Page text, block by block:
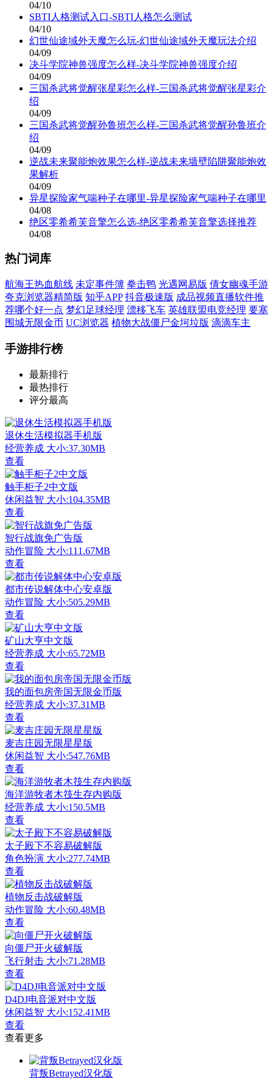
04/10
SBTI人格测试入口-SBTI人格怎么测试
04/10
幻世仙途域外天魔怎么玩-幻世仙途域外天魔玩法介绍
04/09
决斗学院神兽强度怎么样-决斗学院神兽强度介绍
04/09
三国杀武将觉醒张星彩怎么样-三国杀武将觉醒张星彩介
绍
04/09
三国杀武将觉醒孙鲁班怎么样-三国杀武将觉醒孙鲁班介
绍
04/09
逆战未来聚能炮效果怎么样-逆战未来墙壁陷阱聚能炮效
果解析
04/09
异星探险家气喘种子在哪里-异星探险家气喘种子在哪里
04/08
绝区零希希芙音擎怎么选-绝区零希希芙音擎选择推荐
04/08
热门词库
航海王热血航线 未定事件簿 拳击鸭 光遇网易版 倩女幽魂手游
夸克浏览器精简版 知乎APP 抖音极速版 成品视频直播软件推
荐哪个好一点 梦幻足球经理 漂移飞车 英雄联盟电竞经理 要塞
围城无限金币 UC浏览器 植物大战僵尸金坷垃版 滴滴车主
手游排行榜
最新排行
最热排行
评分最高
退休生活模拟器手机版
经营养成 大小:37.30MB
查看
触手柜子2中文版
休闲益智 大小:104.35MB
查看
智行战旗免广告版
动作冒险 大小:111.67MB
查看
都市传说解体中心安卓版
动作冒险 大小:505.29MB
查看
矿山大亨中文版
经营养成 大小:65.72MB
查看
我的面包房帝国无限金币版
经营养成 大小:37.31MB
查看
麦吉庄园无限星星版
休闲益智 大小:547.76MB
查看
海洋游牧者木筏生存内购版
经营养成 大小:150.5MB
查看
太子殿下不容易破解版
角色扮演 大小:277.74MB
查看
植物反击战破解版
动作冒险 大小:60.48MB
查看
向僵尸开火破解版
飞行射击 大小:71.28MB
查看
D4DJ电音派对中文版
休闲益智 大小:152.41MB
查看
查看更多
背叛Betrayed汉化版